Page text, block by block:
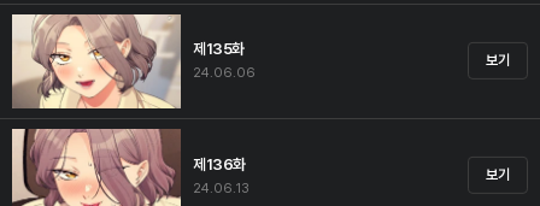
제135화
24.06.06
보기
제136화
24.06.13
보기